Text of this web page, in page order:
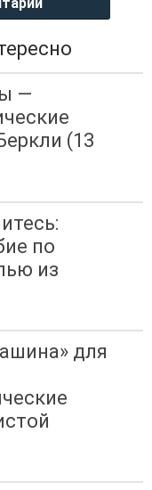
—
(13
по
из
для